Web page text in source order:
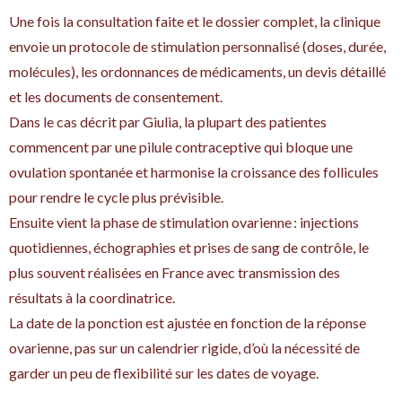
Une fois la consultation faite et le dossier complet, la clinique
envoie un protocole de stimulation personnalisé (doses, durée,
molécules), les ordonnances de médicaments, un devis détaillé
et les documents de consentement.
Dans le cas décrit par Giulia, la plupart des patientes
commencent par une pilule contraceptive qui bloque une
ovulation spontanée et harmonise la croissance des follicules
pour rendre le cycle plus prévisible.
Ensuite vient la phase de stimulation ovarienne : injections
quotidiennes, échographies et prises de sang de contrôle, le
plus souvent réalisées en France avec transmission des
résultats à la coordinatrice.
La date de la ponction est ajustée en fonction de la réponse
ovarienne, pas sur un calendrier rigide, d’où la nécessité de
garder un peu de flexibilité sur les dates de voyage.